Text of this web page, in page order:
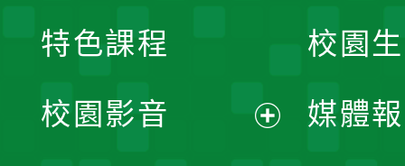
校園
媒體
特色課程
校園影音